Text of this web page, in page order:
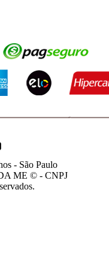
- São Paulo
ME © - CNPJ